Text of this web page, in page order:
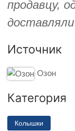
продавцу,
Источник
Озон
Категория
Колышки